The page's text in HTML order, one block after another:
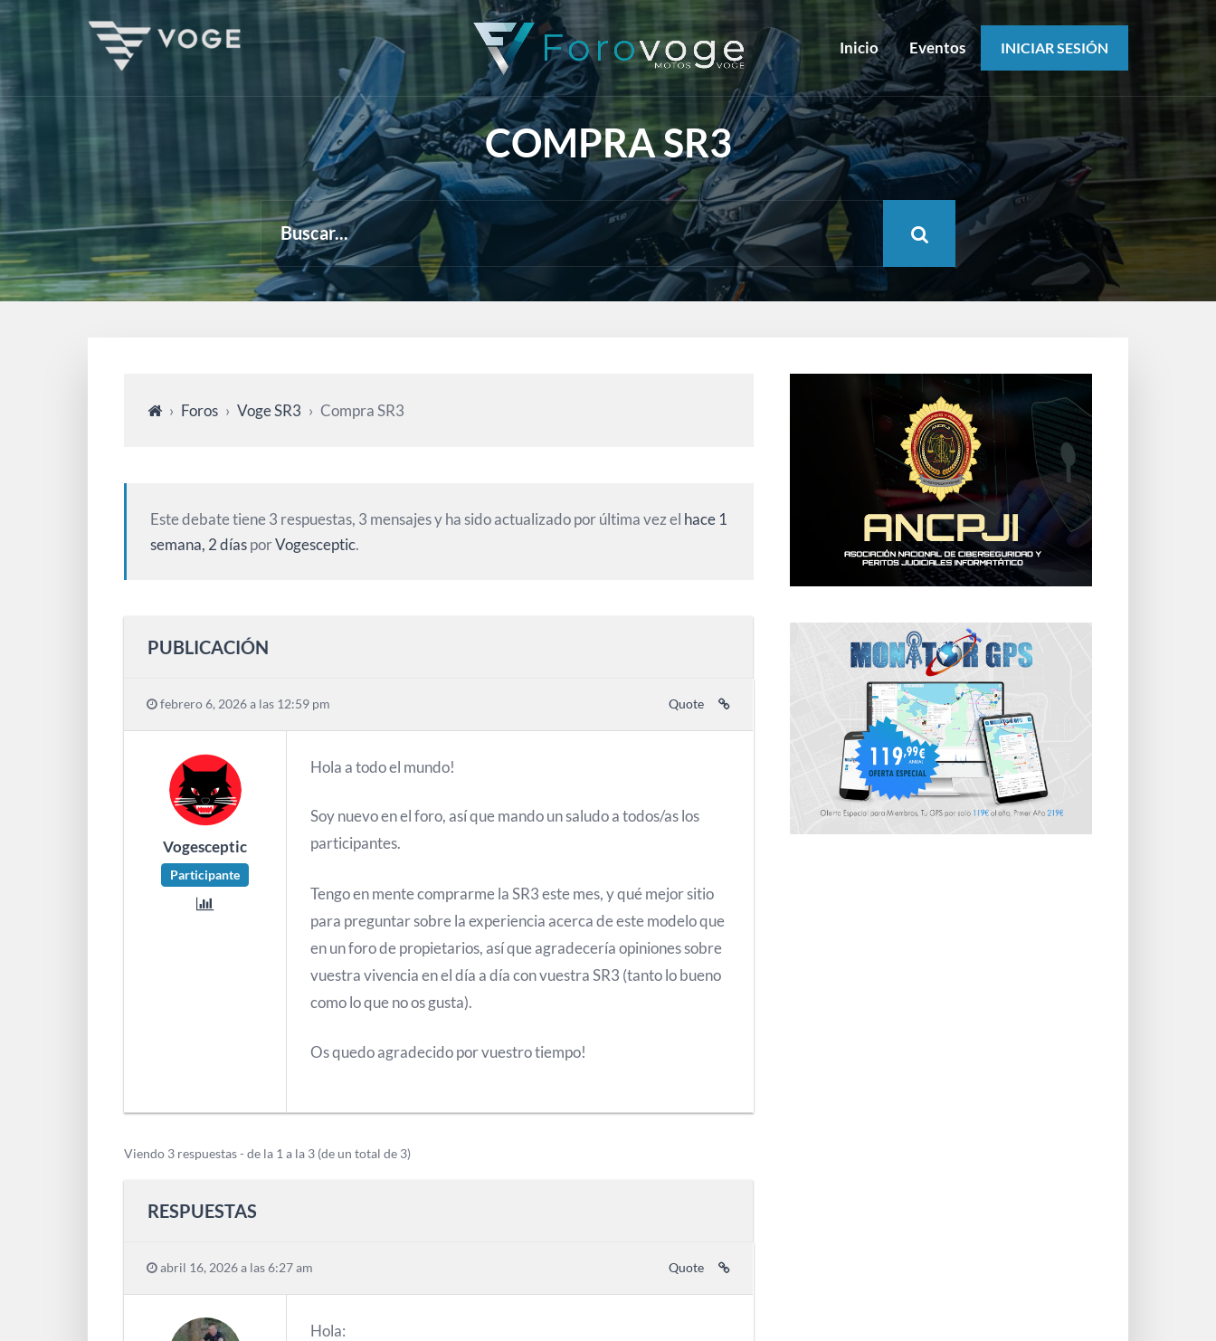
Inicio Eventos INICIAR SESIÓN
COMPRA SR3
› Foros › Voge SR3 › Compra SR3
Este debate tiene 3 respuestas, 3 mensajes y ha sido actualizado por última vez el hace 1
semana, 2 díasporVogesceptic.
PUBLICACIÓN
febrero 6, 2026 a las 12:59 pm Quote
Vogesceptic
Participante
Hola a todo el mundo!
Soy nuevo en el foro, así que mando un saludo a todos/as los
participantes.
Tengo en mente comprarme la SR3 este mes, y qué mejor sitio
para preguntar sobre la experiencia acerca de este modelo que
en un foro de propietarios, así que agradecería opiniones sobre
vuestra vivencia en el día a día con vuestra SR3 (tanto lo bueno
como lo que no os gusta).
Os quedo agradecido por vuestro tiempo!
Viendo 3 respuestas - de la 1 a la 3 (de un total de 3)
RESPUESTAS
abril 16, 2026 a las 6:27 am Quote
Hola: